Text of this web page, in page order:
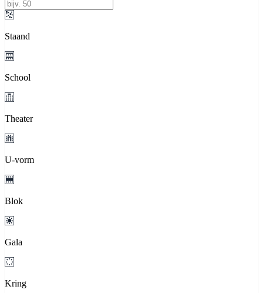
Staand
School
Theater
U-vorm
Blok
Gala
Kring